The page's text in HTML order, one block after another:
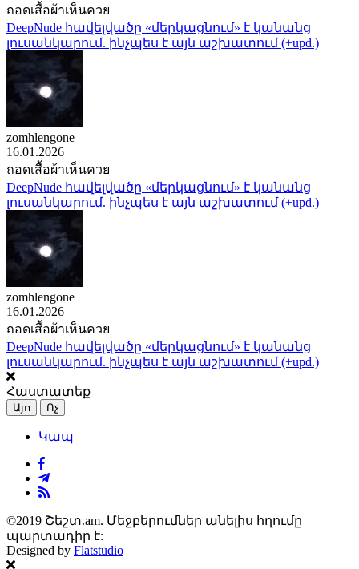
ถอดเสื้อผ้าเห็นควย
DeepNude հավելվածը «մերկացնում» է կանանց
լուսանկարում. ինչպես է այն աշխատում (+upd.)
zomhlengone
16.01.2026
ถอดเสื้อผ้าเห็นควย
DeepNude հավելվածը «մերկացնում» է կանանց
լուսանկարում. ինչպես է այն աշխատում (+upd.)
zomhlengone
16.01.2026
ถอดเสื้อผ้าเห็นควย
DeepNude հավելվածը «մերկացնում» է կանանց
լուսանկարում. ինչպես է այն աշխատում (+upd.)
Հաստատեք
Այո Ոչ
Կապ
©2019 Շեշտ.am. Մեջբերումներ անելիս հղումը
պարտադիր է:
Designed by Flatstudio